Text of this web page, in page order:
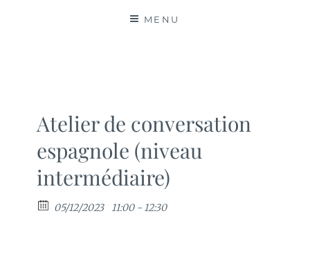
MENU
Atelier de conversation
espagnole (niveau
intermédiaire)
05/12/2023 11:00 - 12:30